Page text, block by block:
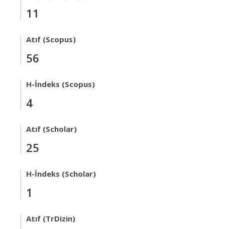
11
Atıf (Scopus)
56
H-İndeks (Scopus)
4
Atıf (Scholar)
25
H-İndeks (Scholar)
1
Atıf (TrDizin)